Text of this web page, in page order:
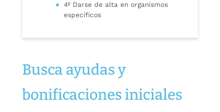
4º Darse de alta en organismos
específicos
Busca ayudas y
bonificaciones iniciales